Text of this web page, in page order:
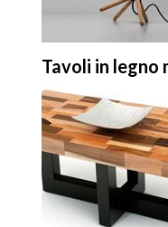
Tavoli in legno